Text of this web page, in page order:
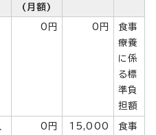
(月額)
0円 0円
食事
療養
に係
る標
準負
担額
0円
15,000
食事